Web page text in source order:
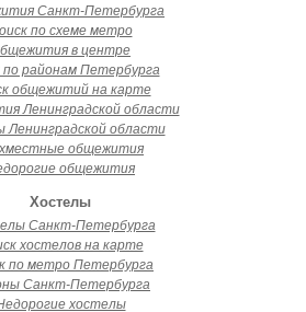
Санкт-Петербурга
по схеме метро
в центре
по районам Петербурга
общежитий на карте
Ленинградской области
Ленинградской области
общежития
общежития
Хостелы
Санкт-Петербурга
хостелов на карте
по метро Петербурга
Санкт-Петербурга
хостелы